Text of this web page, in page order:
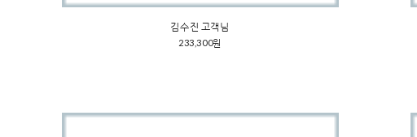
김수진 고객님
233,300원